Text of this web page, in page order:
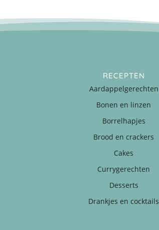
RECEPTEN
Aardappelgerechten
Bonen en linzen
Borrelhapjes
Brood en crackers
Cakes
Currygerechten
Desserts
Drankjes en cocktails